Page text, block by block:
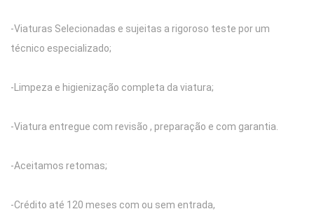
-Viaturas Selecionadas e sujeitas a rigoroso teste por um
técnico especializado;
-Limpeza e higienização completa da viatura;
-Viatura entregue com revisão , preparação e com garantia.
-Aceitamos retomas;
-Crédito até 120 meses com ou sem entrada,